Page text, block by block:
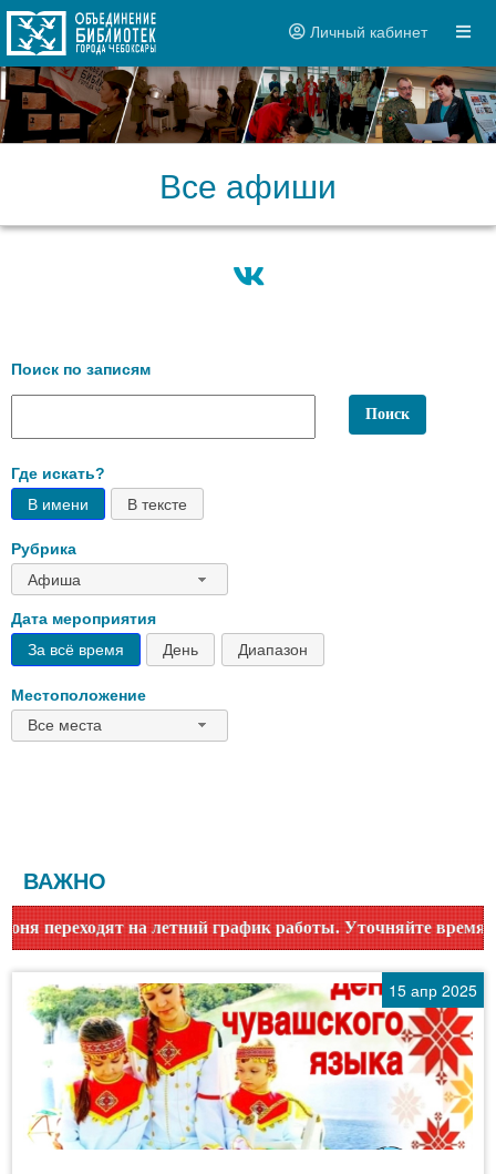
Личный кабинет
Все афиши
Поиск по записям
Где искать?
В имени
В тексте
Рубрика
Афиша
Дата мероприятия
За всё время
День Диапазон
Местоположение
Все места
ВАЖНО
график работы. Уточняйте время работы по номеру
15 апр 2025